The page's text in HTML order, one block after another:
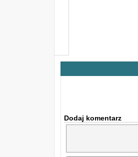
Dodaj komentarz